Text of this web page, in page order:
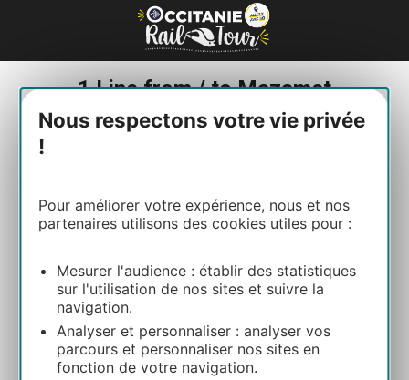
Cookies management panel
Nous respectons votre vie privée
!
Pour améliorer votre expérience, nous et nos
partenaires utilisons des cookies utiles pour :
Mesurer l'audience : établir des statistiques
sur l'utilisation de nos sites et suivre la
navigation.
Analyser et personnaliser : analyser vos
parcours et personnaliser nos sites en
fonction de votre navigation.
1 Line from / to Mazamet
Toulouse – Mazamet
Must-see
Scenery from the train: The Pays de
Cocagne landscapes.
What to do: Cycling along a greenway.